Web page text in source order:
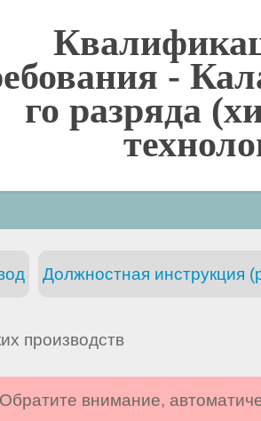
-
го разряда
Должностная инструкция
производств
внимание,